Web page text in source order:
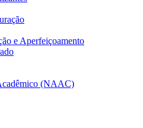
e Aperfeiçoamento
(NAAC)